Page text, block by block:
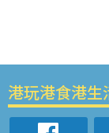
港玩港食港生